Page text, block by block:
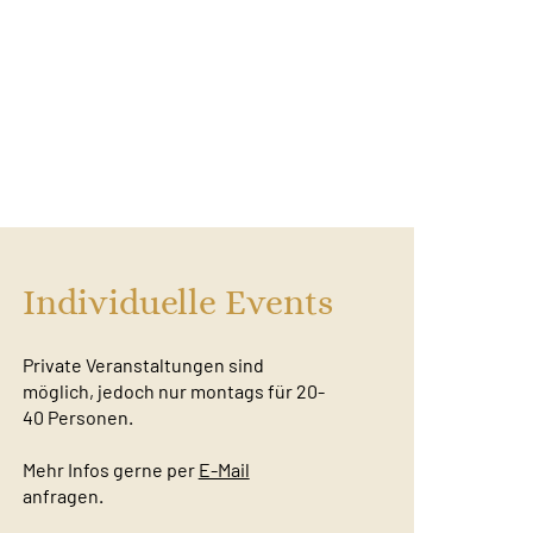
Individuelle Events
Private Veranstaltungen sind
möglich, jedoch nur montags für 20-
40 Personen.
Mehr Infos gerne per E-Mail
anfragen.